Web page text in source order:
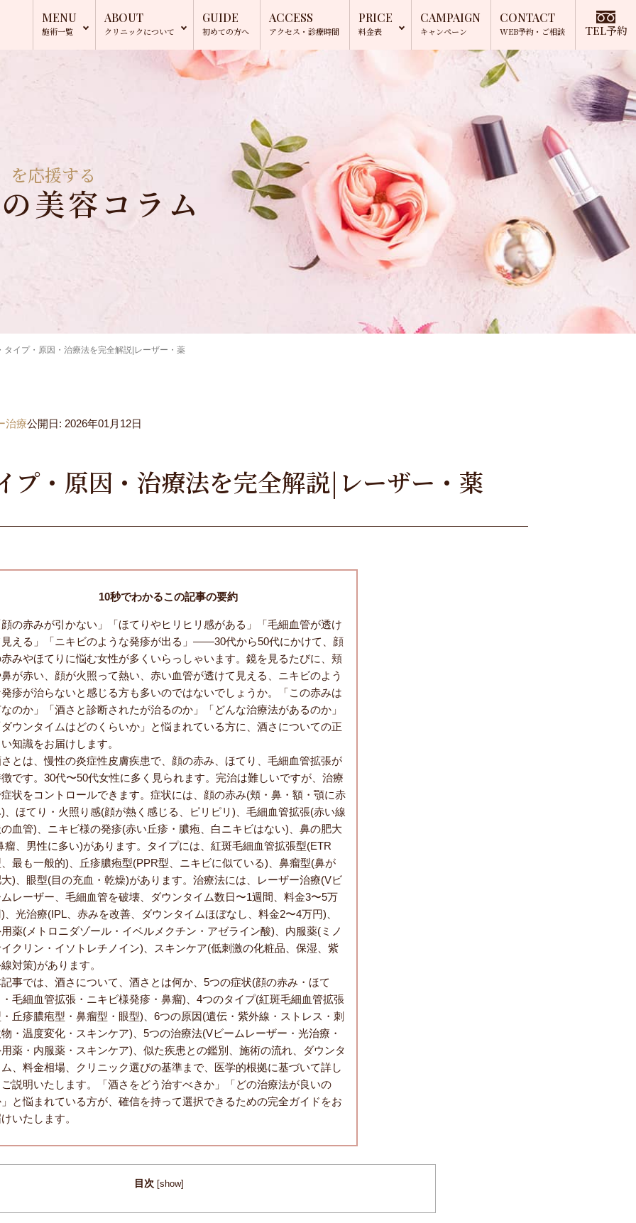
MENU
施術一覧
ABOUT
クリニックについて
GUIDE
初めての方へ
ACCESS
アクセス・ 診療時間
PRICE
料金表
CAMPAIGN
キャンペーン
CONTACT
WEB予約 ・ご相談 TEL予約
を応援する
美容コラム
タイプ・原因・治療法を完全解説|レーザー・薬
治療公開日: 2026年01月12日
プ・原因・治療法を完全解説|レーザー・薬
10秒でわかるこの記事の要約
の赤みが引かない」「ほてりやヒリヒリ感がある」「毛細血管が透け
える」「ニキビのような発疹が出る」――30代から50代にかけて、顔
みやほてりに悩む女性が多くいらっしゃいます。鏡を見るたびに、頬
が赤い、顔が火照って熱い、赤い血管が透けて見える、ニキビのよう
疹が治らないと感じる方も多いのではないでしょうか。「この赤みは
のか」「酒さと診断されたが治るのか」「どんな治療法があるのか」
ウンタイムはどのくらいか」と悩まれている方に、酒さについての正
知識をお届けします。
とは、慢性の炎症性皮膚疾患で、顔の赤み、ほてり、毛細血管拡張が
です。30代〜50代女性に多く見られます。完治は難しいですが、治療
状をコントロールできます。症状には、顔の赤み(頬・鼻・額・顎に赤
、ほてり・火照り感(顔が熱く感じる、ピリピリ)、毛細血管拡張(赤い線
血管)、ニキビ様の発疹(赤い丘疹・膿疱、白ニキビはない)、鼻の肥大
瘤、男性に多い)があります。タイプには、紅斑毛細血管拡張型(ETR
最も一般的)、丘疹膿疱型(PPR型、ニキビに似ている)、鼻瘤型(鼻が
)、眼型(目の充血・乾燥)があります。治療法には、レーザー治療(Vビ
レーザー、毛細血管を破壊、ダウンタイム数日〜1週間、料金3〜5万
、光治療(IPL、赤みを改善、ダウンタイムほぼなし、料金2〜4万円)、
薬(メトロニダゾール・イベルメクチン・アゼライン酸)、内服薬(ミノ
クリン・イソトレチノイン)、スキンケア(低刺激の化粧品、保湿、紫
対策)があります。
事では、酒さについて、酒さとは何か、5つの症状(顔の赤み・ほて
毛細血管拡張・ニキビ様発疹・鼻瘤)、4つのタイプ(紅斑毛細血管拡張
丘疹膿疱型・鼻瘤型・眼型)、6つの原因(遺伝・紫外線・ストレス・刺
・温度変化・スキンケア)、5つの治療法(Vビームレーザー・光治療・
薬・内服薬・スキンケア)、似た疾患との鑑別、施術の流れ、ダウンタ
、料金相場、クリニック選びの基準まで、医学的根拠に基づいて詳し
説明いたします。「酒さをどう治すべきか」「どの治療法が良いの
と悩まれている方が、確信を持って選択できるための完全ガイドをお
いたします。
目次 [show]